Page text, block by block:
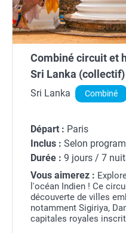
Combiné circuit et
Sri Lanka
Framissima
Sri Lanka Combiné
Départ : Paris
Inclus : Selon
Durée : 9 jours / 7
Vous aimerez :
l'océan Indien ! Ce
découverte de villes
notamment Sigiriya,
capitales royales